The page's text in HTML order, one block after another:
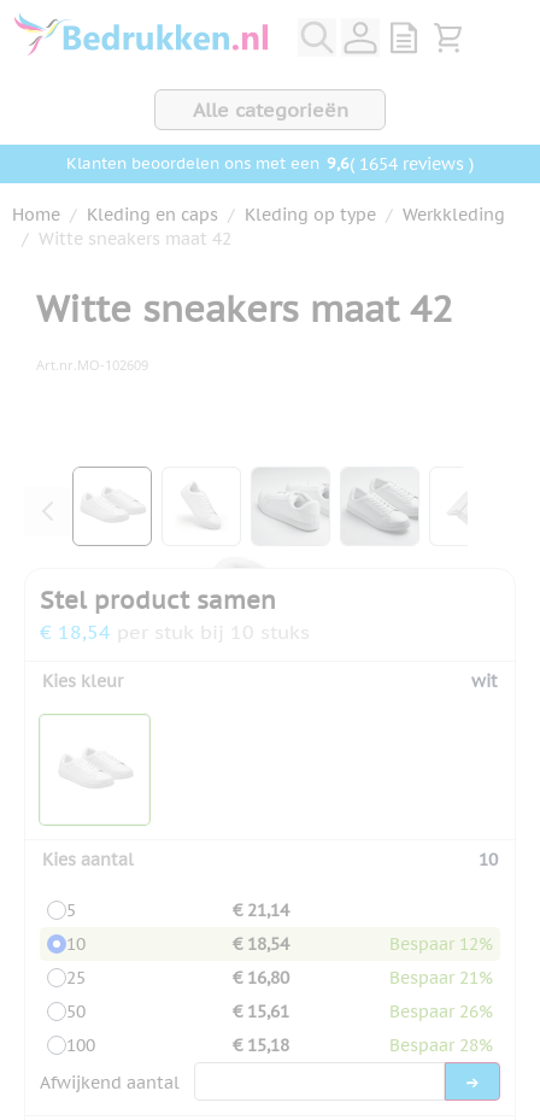
Ga naar de inhoud
View quote,
Bekijk
Alle categorieën
Klanten beoordelen ons met een 9,6( 1654 reviews )
Home / Kleding en caps / Kleding op type / Werkkleding
/ Witte sneakers maat 42
Witte sneakers maat 42
Art.nr. MO-102609
View larger imageView larger imageView larger image
View larger
Stel product samen
€ 18,54 per stuk bij 10 stuks
Kies kleur wit
Kies aantal 10
5
€ 21,14
10
€ 18,54
Bespaar 12%
25
€ 16,80
Bespaar 21%
50
€ 15,61
Bespaar 26%
100
€ 15,18
Bespaar 28%
Afwijkend aantal